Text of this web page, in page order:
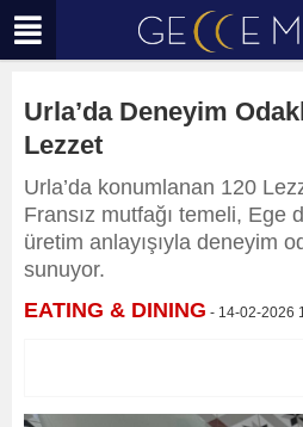
Urla’da Deneyim
Lezzet
Urla’da konumlanan 120
Fransız mutfağı temeli, Ege
üretim anlayışıyla deneyim
sunuyor.
EATING & DINING - 14-02-2026